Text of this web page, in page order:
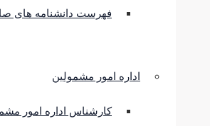
فهرست دانشنامه های
اداره امور مشمولین
کارشناس اداره امور